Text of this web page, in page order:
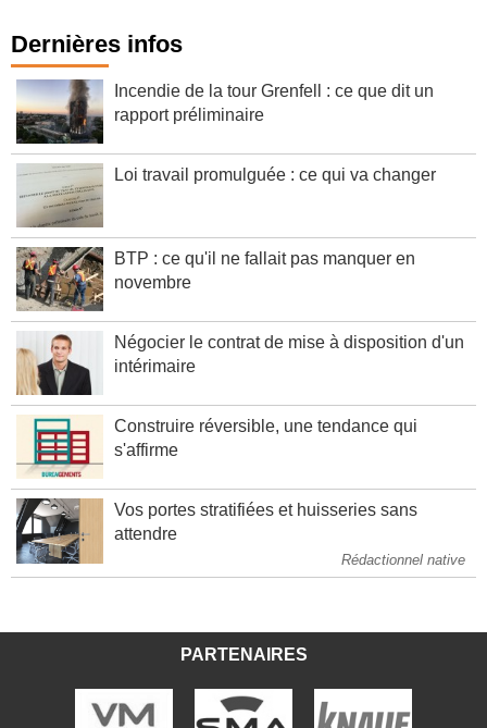
Dernières infos
Incendie de la tour Grenfell : ce que dit un
BTP : ce qu'il ne fallait pas manquer en
Négocier le contrat de mise à disposition d'un
Construire réversible, une tendance qui
Vos portes stratifiées et huisseries sans
Rédactionnel native